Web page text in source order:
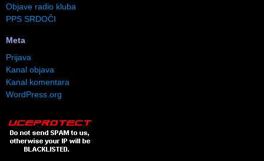
Objave radio kluba
PPS SRDOČI
Meta
Prijava
Kanal objava
Kanal komentara
WordPress.org